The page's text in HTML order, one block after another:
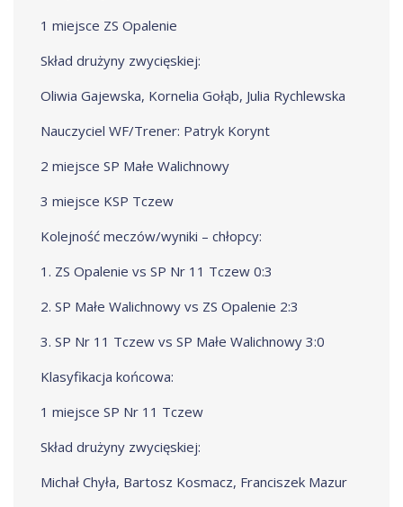
1 miejsce ZS Opalenie
Skład drużyny zwycięskiej:
Oliwia Gajewska, Kornelia Gołąb, Julia Rychlewska
Nauczyciel WF/Trener: Patryk Korynt
2 miejsce SP Małe Walichnowy
3 miejsce KSP Tczew
Kolejność meczów/wyniki – chłopcy:
1. ZS Opalenie vs SP Nr 11 Tczew 0:3
2. SP Małe Walichnowy vs ZS Opalenie 2:3
3. SP Nr 11 Tczew vs SP Małe Walichnowy 3:0
Klasyfikacja końcowa:
1 miejsce SP Nr 11 Tczew
Skład drużyny zwycięskiej:
Michał Chyła, Bartosz Kosmacz, Franciszek Mazur